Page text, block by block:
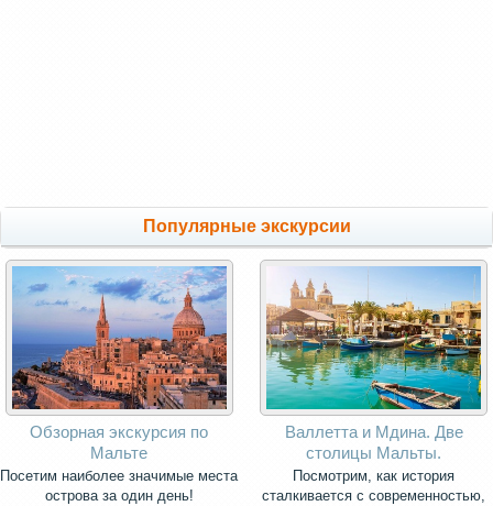
Популярные экскурсии
Обзорная экскурсия по
Мальте
Посетим наиболее значимые места
острова за один день!
Валлетта и Мдина. Две
столицы Мальты.
Посмотрим, как история
сталкивается с современностью,